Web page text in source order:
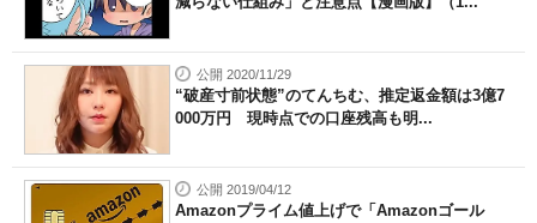
公開 2020/11/29
“破産寸前状態”のてんちむ、推定返金額は3億7
000万円 現時点での口座残高も明...
公開 2019/04/12
Amazonプライム値上げで「Amazonゴール